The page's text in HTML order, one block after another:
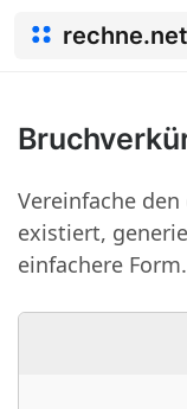
rechne.net
Vereinfache
existiert,
einfachere Form.